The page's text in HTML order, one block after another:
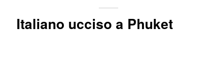
Italiano ucciso a Phuket